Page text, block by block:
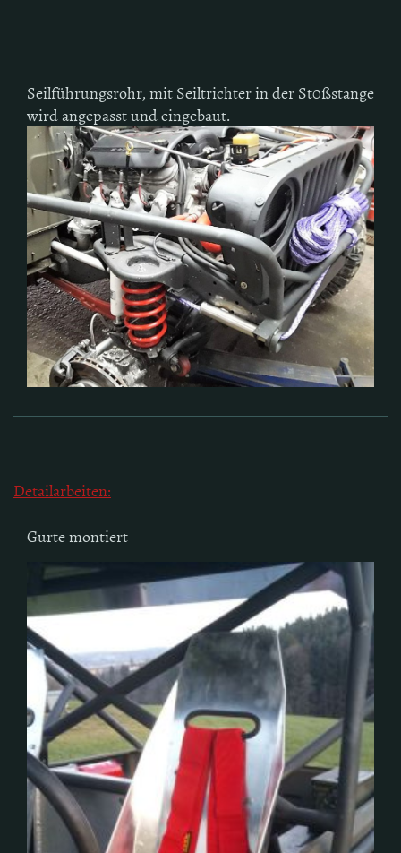
Seilführungsrohr, mit Seiltrichter in der St0ßstange
wird angepasst und eingebaut.
Detailarbeiten:
Gurte montiert